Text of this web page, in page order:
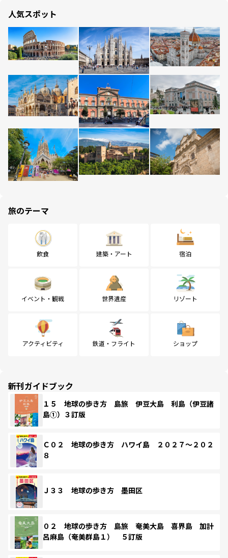
人気スポット
旅のテーマ
飲食 建築・アート 宿泊
イベント・観戦 世界遺産 リゾート
アクティビティ 鉄道・フライト ショップ
新刊ガイドブック
１５ 地球の歩き方 島旅 伊豆大島 利島（伊豆諸
島①）３訂版
Ｃ０２ 地球の歩き方 ハワイ島 ２０２７～２０２
８
Ｊ３３ 地球の歩き方 墨田区
０２ 地球の歩き方 島旅 奄美大島 喜界島 加計
呂麻島（奄美群島１） ５訂版